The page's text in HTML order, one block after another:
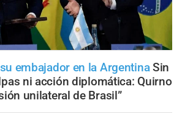
embajador en la Argentina Sin
ni acción diplomática: Quirno
unilateral de Brasil”